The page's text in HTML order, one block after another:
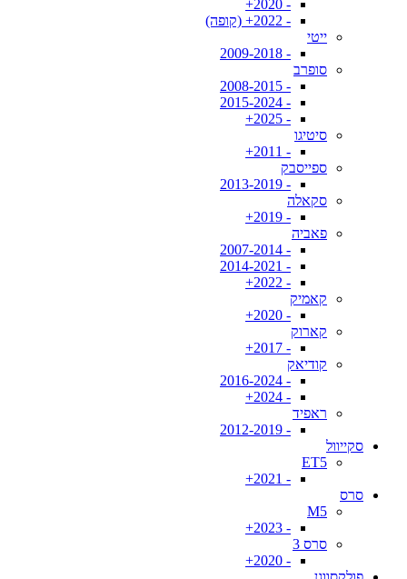
- 2020+
- 2022+ (קופה)
ייטי
- 2009-2018
סופרב
- 2008-2015
- 2015-2024
- 2025+
סיטיגו
- 2011+
ספייסבק
- 2013-2019
סקאלה
- 2019+
פאביה
- 2007-2014
- 2014-2021
- 2022+
קאמיק
- 2020+
קארוק
- 2017+
קודיאק
- 2016-2024
- 2024+
ראפיד
- 2012-2019
סקייוול
ET5
- 2021+
סרס
M5
- 2023+
סרס 3
- 2020+